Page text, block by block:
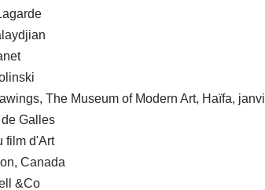
The Museum of Modern Art, Haïfa,
Galles
film d'Art
Canada
&Co